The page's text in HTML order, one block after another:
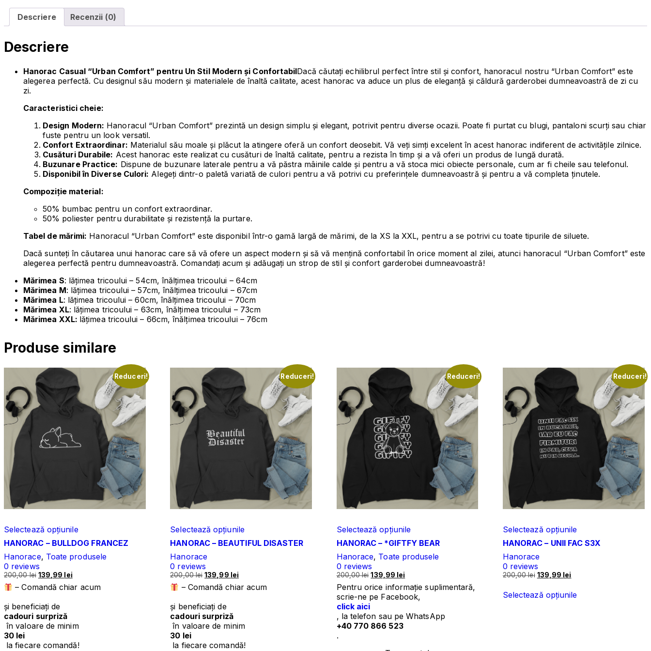
Descriere Recenzii (0)
Descriere
Hanorac Casual “Urban Comfort” pentru Un Stil Modern și ConfortabilDacă căutați echilibrul perfect între stil și confort, hanoracul nostru “Urban Comfort” este
alegerea perfectă. Cu designul său modern și materialele de înaltă calitate, acest hanorac va aduce un plus de eleganță și căldură garderobei dumneavoastră de zi cu
zi.
Caracteristici cheie:
Design Modern: Hanoracul “Urban Comfort” prezintă un design simplu și elegant, potrivit pentru diverse ocazii. Poate fi purtat cu blugi, pantaloni scurți sau chiar
fuste pentru un look versatil.
Confort Extraordinar: Materialul său moale și plăcut la atingere oferă un confort deosebit. Vă veți simți excelent în acest hanorac indiferent de activitățile zilnice.
Cusături Durabile: Acest hanorac este realizat cu cusături de înaltă calitate, pentru a rezista în timp și a vă oferi un produs de lungă durată.
Buzunare Practice: Dispune de buzunare laterale pentru a vă păstra mâinile calde și pentru a vă stoca mici obiecte personale, cum ar fi cheile sau telefonul.
Disponibil în Diverse Culori: Alegeți dintr-o paletă variată de culori pentru a vă potrivi cu preferințele dumneavoastră și pentru a vă completa ținutele.
Compoziție material:
50% bumbac pentru un confort extraordinar.
50% poliester pentru durabilitate și rezistență la purtare.
Tabel de mărimi: Hanoracul “Urban Comfort” este disponibil într-o gamă largă de mărimi, de la XS la XXL, pentru a se potrivi cu toate tipurile de siluete.
Dacă sunteți în căutarea unui hanorac care să vă ofere un aspect modern și să vă mențină confortabil în orice moment al zilei, atunci hanoracul “Urban Comfort” este
alegerea perfectă pentru dumneavoastră. Comandați acum și adăugați un strop de stil și confort garderobei dumneavoastră!
Mărimea S: lățimea tricoului – 54cm, înălțimea tricoului – 64cm
Mărimea M: lățimea tricoului – 57cm, înălțimea tricoului – 67cm
Mărimea L: lățimea tricoului – 60cm, înălțimea tricoului – 70cm
Mărimea XL: lățimea tricoului – 63cm, înălțimea tricoului – 73cm
Mărimea XXL: lățimea tricoului – 66cm, înălțimea tricoului – 76cm
Produse similare
Reduceri!
Selectează opțiunile
HANORAC – BULLDOG FRANCEZ
Hanorace, Toate produsele
0 reviews
200,00lei Prețul
inițial
a
200,00 lei.
139,99 leiPrețul
este:
– Comandă chiar acum
și beneficiați de
cadouri surpriză
în valoare de minim
30 lei
la fiecare comandă!
Reduceri!
Selectează opțiunile
HANORAC – BEAUTIFUL DISASTER
Hanorace
0 reviews
200,00lei Prețul
inițial
a
200,00 lei.
139,99 leiPrețul
este:
– Comandă chiar acum
și beneficiați de
cadouri surpriză
în valoare de minim
30 lei
la fiecare comandă!
Reduceri!
Selectează opțiunile
HANORAC – *GIFTFY BEAR
Hanorace, Toate produsele
0 reviews
200,00lei Prețul
inițial
a
fost:
139,99 lei
curent
este:
139,99 lei.
Pentru orice informație suplimentară,
scrie-ne pe Facebook,
click aici
, la telefon sau pe WhatsApp
+40 770 866 523
.
Reduceri!
Selectează opțiunile
HANORAC – UNII FAC S3X
Hanorace
0 reviews
200,00lei Prețul
a
fost:
139,99 lei
este:
139,99 lei.
Selectează opțiunile